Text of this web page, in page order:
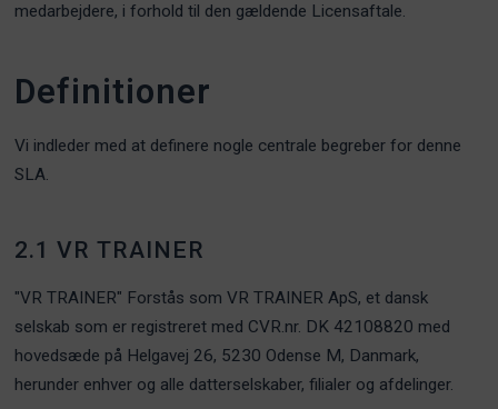
medarbejdere, i forhold til den gældende Licensaftale.
Definitioner
Vi indleder med at definere nogle centrale begreber for denne
SLA.
2.1 VR TRAINER
"VR TRAINER" Forstås som VR TRAINER ApS, et dansk
selskab som er registreret med CVR.nr. DK 42108820 med
hovedsæde på Helgavej 26, 5230 Odense M, Danmark,
herunder enhver og alle datterselskaber, filialer og afdelinger.